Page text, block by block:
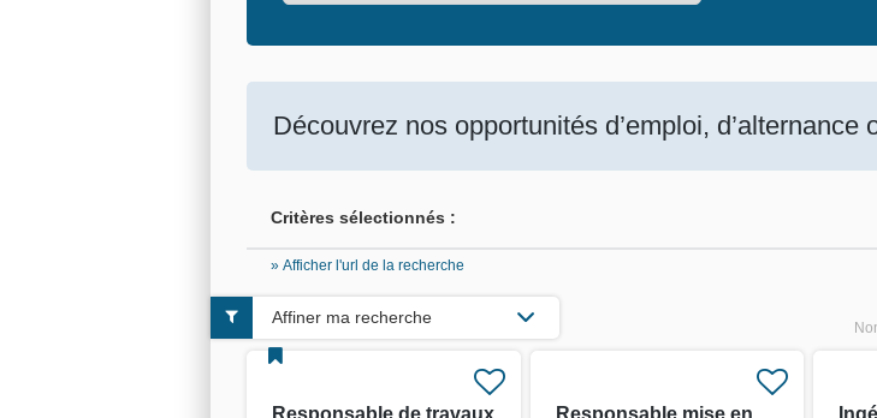
Découvrez nos opportunités d’emploi,
Critères sélectionnés :
» Afficher l'url de la recherche
Responsable de travaux
Responsable mise en
Affiner ma recherche